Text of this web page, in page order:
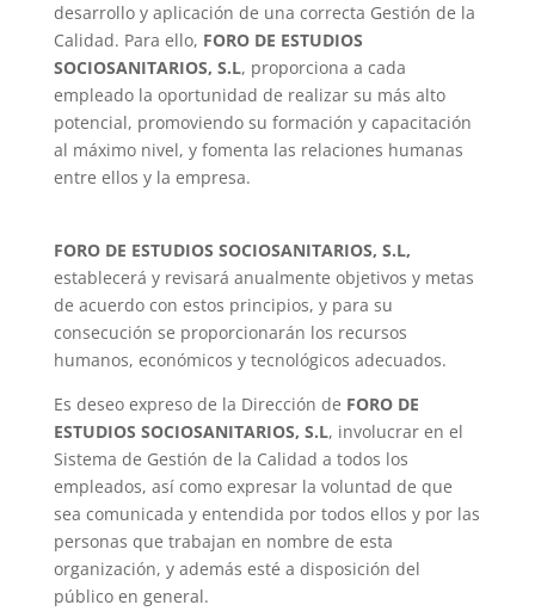
desarrollo y aplicación de una correcta Gestión de la
Calidad. Para ello, FORO DE ESTUDIOS
SOCIOSANITARIOS, S.L, proporciona a cada
empleado la oportunidad de realizar su más alto
potencial, promoviendo su formación y capacitación
al máximo nivel, y fomenta las relaciones humanas
entre ellos y la empresa.
FORO DE ESTUDIOS SOCIOSANITARIOS, S.L,
establecerá y revisará anualmente objetivos y metas
de acuerdo con estos principios, y para su
consecución se proporcionarán los recursos
humanos, económicos y tecnológicos adecuados.
Es deseo expreso de la Dirección de FORO DE
ESTUDIOS SOCIOSANITARIOS, S.L, involucrar en el
Sistema de Gestión de la Calidad a todos los
empleados, así como expresar la voluntad de que
sea comunicada y entendida por todos ellos y por las
personas que trabajan en nombre de esta
organización, y además esté a disposición del
público en general.